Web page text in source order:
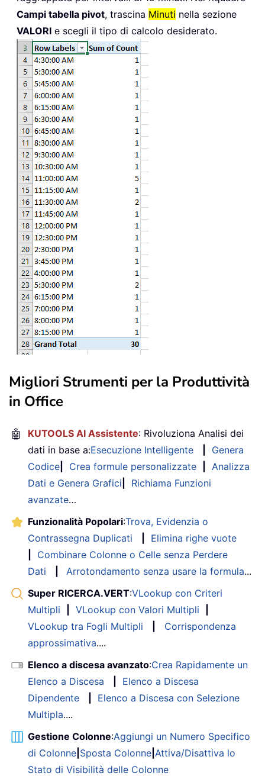
Campi tabella pivot, trascina Minuti nella sezione
VALORI e scegli il tipo di calcolo desiderato.
Migliori Strumenti per la Produttività
in Office
🤖 KUTOOLS AI Assistente: Rivoluziona Analisi dei
dati in base a:Esecuzione Intelligente
Genera
Codice
Crea formule personalizzate
Analizza
Dati e Genera Grafici
Richiama Funzioni
avanzate…
Funzionalità Popolari:Trova, Evidenzia o
Contrassegna Duplicati
Elimina righe vuote
Combinare Colonne o Celle senza Perdere
Dati
Arrotondamento senza usare la formula...
Super RICERCA.VERT:VLookup con Criteri
Multipli
VLookup con Valori Multipli
VLookup tra Fogli Multipli
Corrispondenza
approssimativa....
Elenco a discesa avanzato:Crea Rapidamente un
Elenco a Discesa
Elenco a Discesa
Dipendente
Elenco a Discesa con Selezione
Multipla....
Gestione Colonne:Aggiungi un Numero Specifico
di Colonne Sposta Colonne Attiva/Disattiva lo
Stato di Visibilità delle Colonne